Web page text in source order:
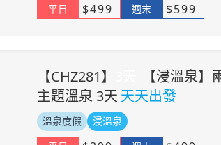
平日
$499 週末 $599
【CHZ281】
【浸溫泉
主題溫泉 3天 天天出發
溫泉度假
浸溫泉